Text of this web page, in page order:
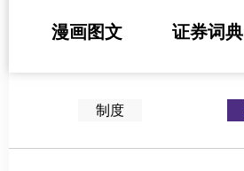
漫画图文
证券词典
制度